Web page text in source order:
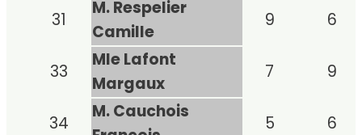
31
M. Respelier
Camille
9 6
33
Mle Lafont
Margaux
7 9
34
M. Cauchois
5
6